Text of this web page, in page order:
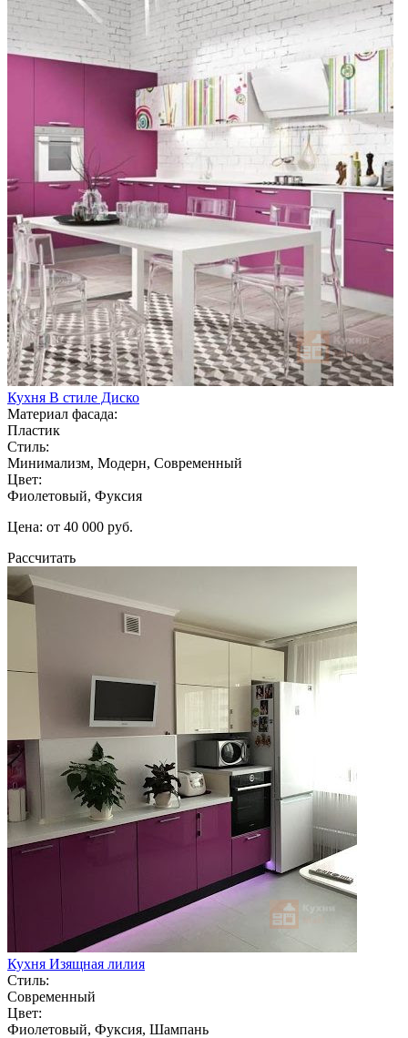
Кухня В стиле Диско
Материал фасада:
Пластик
Стиль:
Минимализм, Модерн, Современный
Цвет:
Фиолетовый, Фуксия
Цена: от 40 000 руб.
Рассчитать
Кухня Изящная лилия
Стиль:
Современный
Цвет:
Фиолетовый, Фуксия, Шампань